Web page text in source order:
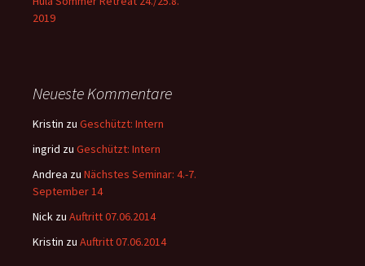
2019
Neueste Kommentare
Kristin zu Geschützt: Intern
ingrid zu Geschützt: Intern
Andrea zu Nächstes Seminar: 4.-7.
September 14
Nick zu Auftritt 07.06.2014
Kristin zu Auftritt 07.06.2014